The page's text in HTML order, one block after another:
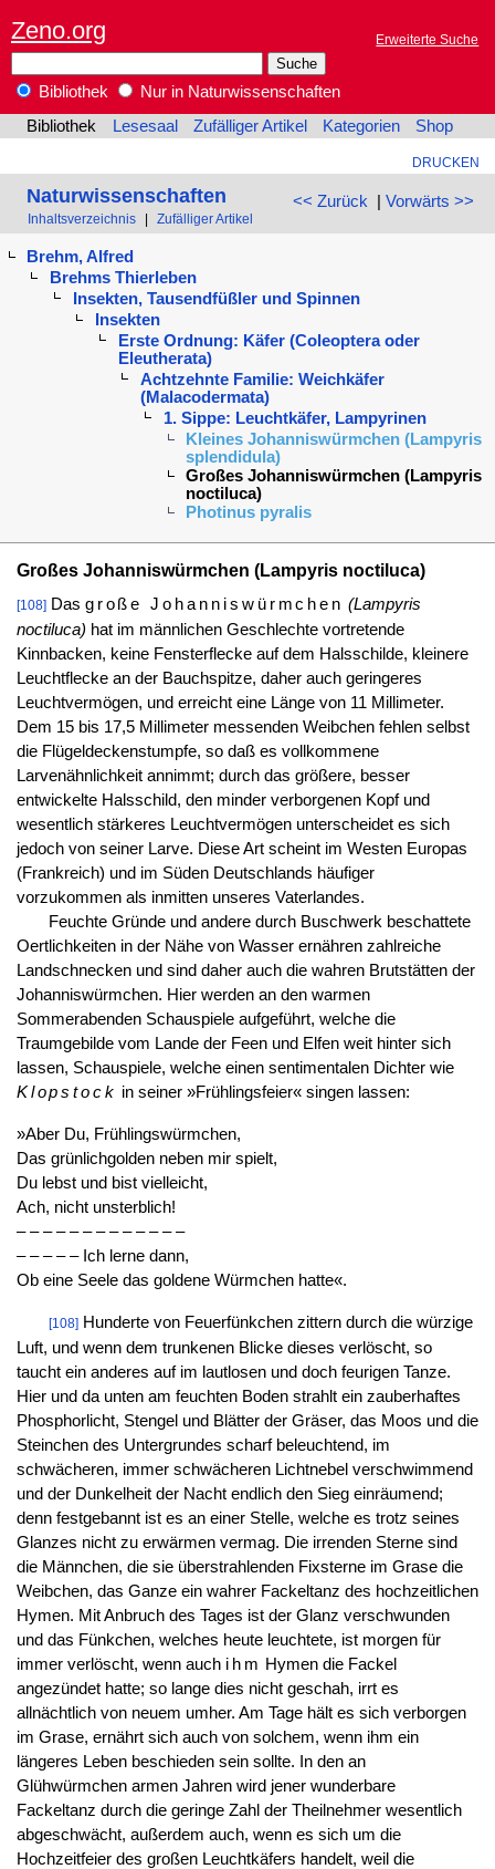
Zeno.org Erweiterte Suche
Bibliothek
Nur in Naturwissenschaften
Bibliothek
Lesesaal Zufälliger Artikel Kategorien Shop
DRUCKEN
<< Zurück | Vorwärts >>
Naturwissenschaften
Inhaltsverzeichnis Zufälliger Artikel
Brehm, Alfred
Brehms Thierleben
Insekten, Tausendfüßler und Spinnen
Insekten
Erste Ordnung: Käfer (Coleoptera oder
Eleutherata)
Achtzehnte Familie: Weichkäfer
(Malacodermata)
1. Sippe: Leuchtkäfer, Lampyrinen
Kleines Johanniswürmchen (Lampyris
splendidula)
Großes Johanniswürmchen (Lampyris
noctiluca)
Photinus pyralis
Großes Johanniswürmchen (Lampyris noctiluca)
[108]Das große Johanniswürmchen (Lampyris
noctiluca) hat im männlichen Geschlechte vortretende
Kinnbacken, keine Fensterflecke auf dem Halsschilde, kleinere
Leuchtflecke an der Bauchspitze, daher auch geringeres
Leuchtvermögen, und erreicht eine Länge von 11 Millimeter.
Dem 15 bis 17,5 Millimeter messenden Weibchen fehlen selbst
die Flügeldeckenstumpfe, so daß es vollkommene
Larvenähnlichkeit annimmt; durch das größere, besser
entwickelte Halsschild, den minder verborgenen Kopf und
wesentlich stärkeres Leuchtvermögen unterscheidet es sich
jedoch von seiner Larve. Diese Art scheint im Westen Europas
(Frankreich) und im Süden Deutschlands häufiger
vorzukommen als inmitten unseres Vaterlandes.
Feuchte Gründe und andere durch Buschwerk beschattete
Oertlichkeiten in der Nähe von Wasser ernähren zahlreiche
Landschnecken und sind daher auch die wahren Brutstätten der
Johanniswürmchen. Hier werden an den warmen
Sommerabenden Schauspiele aufgeführt, welche die
Traumgebilde vom Lande der Feen und Elfen weit hinter sich
lassen, Schauspiele, welche einen sentimentalen Dichter wie
Klopstock in seiner »Frühlingsfeier« singen lassen:
»Aber Du, Frühlingswürmchen,
Das grünlichgolden neben mir spielt,
Du lebst und bist vielleicht,
Ach, nicht unsterblich!
– – – – – – – – – – – – –
– – – – – Ich lerne dann,
Ob eine Seele das goldene Würmchen hatte«.
[108]Hunderte von Feuerfünkchen zittern durch die würzige
Luft, und wenn dem trunkenen Blicke dieses verlöscht, so
taucht ein anderes auf im lautlosen und doch feurigen Tanze.
Hier und da unten am feuchten Boden strahlt ein zauberhaftes
Phosphorlicht, Stengel und Blätter der Gräser, das Moos und die
Steinchen des Untergrundes scharf beleuchtend, im
schwächeren, immer schwächeren Lichtnebel verschwimmend
und der Dunkelheit der Nacht endlich den Sieg einräumend;
denn festgebannt ist es an einer Stelle, welche es trotz seines
Glanzes nicht zu erwärmen vermag. Die irrenden Sterne sind
die Männchen, die sie überstrahlenden Fixsterne im Grase die
Weibchen, das Ganze ein wahrer Fackeltanz des hochzeitlichen
Hymen. Mit Anbruch des Tages ist der Glanz verschwunden
und das Fünkchen, welches heute leuchtete, ist morgen für
immer verlöscht, wenn auch ihm Hymen die Fackel
angezündet hatte; so lange dies nicht geschah, irrt es
allnächtlich von neuem umher. Am Tage hält es sich verborgen
im Grase, ernährt sich auch von solchem, wenn ihm ein
längeres Leben beschieden sein sollte. In den an
Glühwürmchen armen Jahren wird jener wunderbare
Fackeltanz durch die geringe Zahl der Theilnehmer wesentlich
abgeschwächt, außerdem auch, wenn es sich um die
Hochzeitfeier des großen Leuchtkäfers handelt, weil die